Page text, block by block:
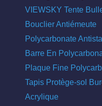
VIEWSKY Tente
Bouclier Antiémeute
Polycarbonate
Barre En
Plaque Fine
Tapis Protège-sol
Acrylique